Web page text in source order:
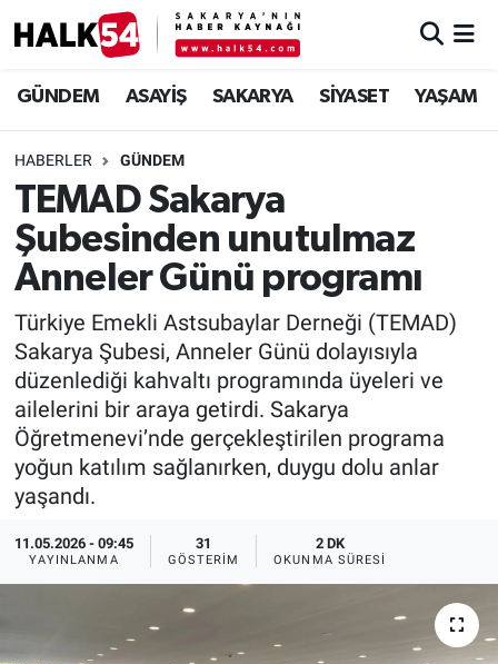
GÜNDEM ASAYİŞ SAKARYA SİYASET YAŞAM
HABERLER GÜNDEM
TEMAD Sakarya
Şubesinden unutulmaz
Anneler Günü programı
Türkiye Emekli Astsubaylar Derneği (TEMAD)
Sakarya Şubesi, Anneler Günü dolayısıyla
düzenlediği kahvaltı programında üyeleri ve
ailelerini bir araya getirdi. Sakarya
Öğretmenevi’nde gerçekleştirilen programa
yoğun katılım sağlanırken, duygu dolu anlar
yaşandı.
11.05.2026 - 09:45
YAYINLANMA
31
GÖSTERIM
2 DK
OKUNMA SÜRESI
GÜNDEM
YAŞAM
SAKARYA
SİYASET
EKONOMİ
SOKAK RÖPORTAJLARI
SPOR
EĞİTİM
ÖZEL HABER
Adapazarı Nöbetçi Eczaneler
Adapazarı Trafik Yoğunluk Haritası
Süper Lig Puan Durumu ve Fikstür
Tüm Manşetler
Son Dakika Haberleri
Haber Arşivi